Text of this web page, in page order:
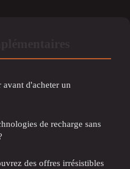
d'acheter un
de recharge sans
des offres irrésistibles